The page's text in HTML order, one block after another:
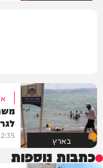
בארץ
כתבות נוספות